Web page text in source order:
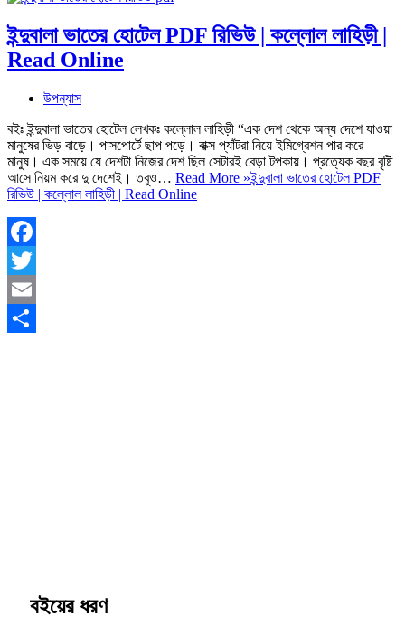
ইন্দুবালা ভাতের হোটেল PDF রিভিউ | কল্লোল লাহিড়ী |
Read Online
উপন্যাস
বইঃ ইন্দুবালা ভাতের হোটেল লেখকঃ কল্লোল লাহিড়ী “এক দেশ থেকে অন্য দেশে যাওয়া
মানুষের ভিড় বাড়ে। পাসপোর্টে ছাপ পড়ে। বাক্স প্যাঁটরা নিয়ে ইমিগ্রেশন পার করে
মানুষ। এক সময়ে যে দেশটা নিজের দেশ ছিল সেটারই বেড়া টপকায়। প্রত্যেক বছর বৃষ্টি
আসে নিয়ম করে দু দেশেই। তবুও… Read More »ইন্দুবালা ভাতের হোটেল PDF
রিভিউ | কল্লোল লাহিড়ী | Read Online
Facebook
Twitter
Email
বইয়ের ধরণ